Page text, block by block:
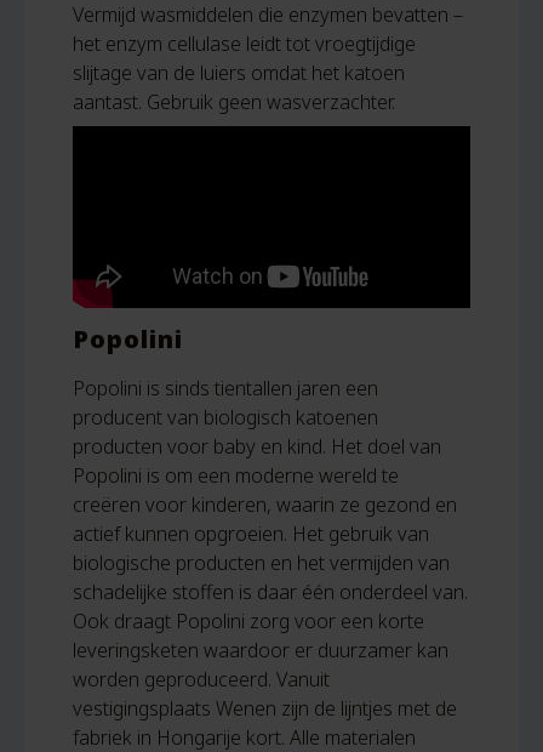
Vermijd wasmiddelen die enzymen bevatten –
het enzym cellulase leidt tot vroegtijdige
slijtage van de luiers omdat het katoen
aantast. Gebruik geen wasverzachter.
Popolini
Popolini is sinds tientallen jaren een
producent van biologisch katoenen
producten voor baby en kind. Het doel van
Popolini is om een moderne wereld te
creëren voor kinderen, waarin ze gezond en
actief kunnen opgroeien. Het gebruik van
biologische producten en het vermijden van
schadelijke stoffen is daar één onderdeel van.
Ook draagt Popolini zorg voor een korte
leveringsketen waardoor er duurzamer kan
worden geproduceerd. Vanuit
vestigingsplaats Wenen zijn de lijntjes met de
fabriek in Hongarije kort. Alle materialen